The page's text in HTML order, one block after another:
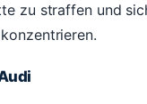
zu straffen und